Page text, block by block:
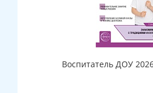
Воспитатель ДОУ